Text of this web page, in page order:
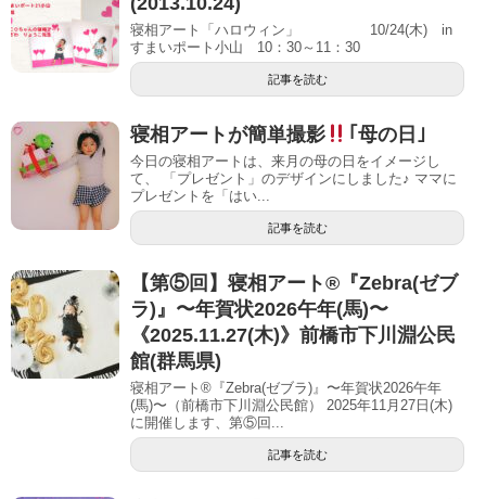
寝相アート「ハロウィン」 10/24(木) in
すまいポート小山 10：30～11：30
記事を読む
寝相アートが簡単撮影 ｢母の日｣
今日の寝相アートは、来月の母の日をイメージし
て、 「プレゼント」のデザインにしました♪ ママに
プレゼントを「はい...
記事を読む
【第⑤回】寝相アート®︎『Zebra(ゼブ
ラ)』〜年賀状2026午年(馬)〜
《2025.11.27(木)》前橋市下川淵公民
館(群馬県)
寝相アート®『Zebra(ゼブラ)』〜年賀状2026午年
(馬)〜（前橋市下川淵公民館） 2025年11月27日(木)
に開催します、第⑤回...
記事を読む